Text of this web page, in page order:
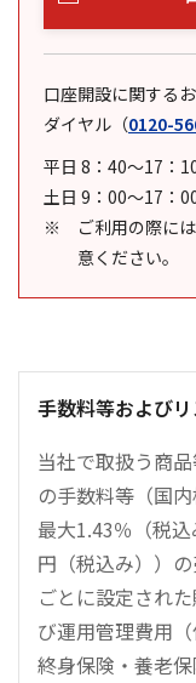
口座開設に関する
ダイヤル （0120-
平日 8：40～17：
土日 9：00～17：
ご利用の際に
意ください。
手数料等および
当社で取扱う商
の手数料等（国
最大1.43％（税
円（税込み））
ごとに設定され
び運用管理費用
終身保険・養老